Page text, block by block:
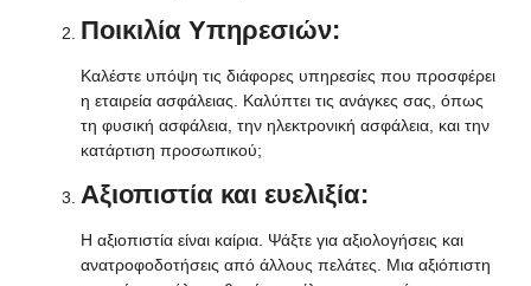
Ποικιλία Υπηρεσιών:
Καλέστε υπόψη τις διάφορες υπηρεσίες που προσφέρει
η εταιρεία ασφάλειας. Καλύπτει τις ανάγκες σας, όπως
τη φυσική ασφάλεια, την ηλεκτρονική ασφάλεια, και την
κατάρτιση προσωπικού;
Αξιοπιστία και ευελιξία:
Η αξιοπιστία είναι καίρια. Ψάξτε για αξιολογήσεις και
ανατροφοδοτήσεις από άλλους πελάτες. Μια αξιόπιστη